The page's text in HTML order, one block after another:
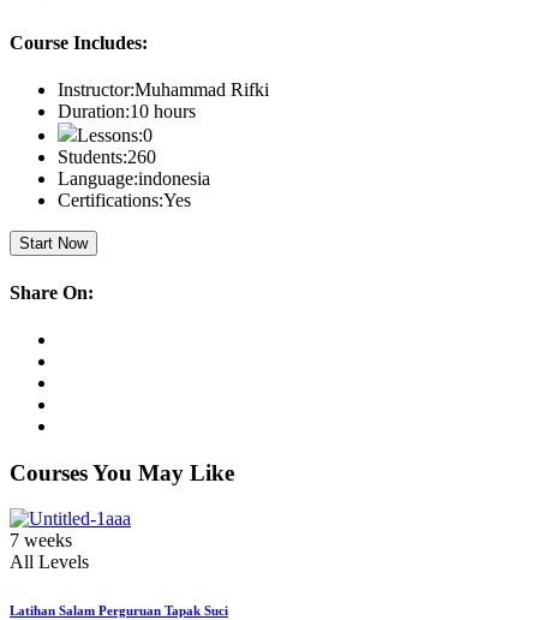
Course Includes:
Instructor:Muhammad Rifki
Duration:10 hours
Lessons:0
Students:260
Language:indonesia
Certifications:Yes
Start Now
Share On:
Courses You May Like
7 weeks
All Levels
Latihan Salam Perguruan Tapak Suci